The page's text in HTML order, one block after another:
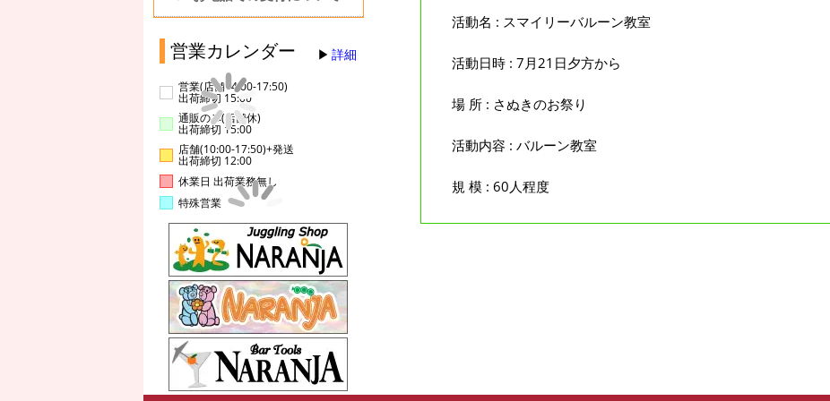
営業カレンダー 詳細
営業(店舗14:00-17:50)
出荷締切 15:00
通販のみ(店舗休)
出荷締切 15:00
店舗(10:00-17:50)+発送
出荷締切 12:00
休業日 出荷業務無し
特殊営業
活動名 : スマイリーバルーン教室
活動日時 : 7月21日夕方から
場 所 : さぬきのお祭り
活動内容 : バルーン教室
規 模 : 60人程度